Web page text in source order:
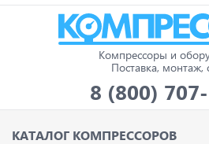
Компрессоры и
Поставка, монтаж,
8 (800)
КАТАЛОГ КОМПРЕССОРОВ